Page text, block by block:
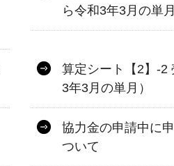
ら令和3年3月の単
算定シート【2】-2
3年3月の単月）
協力金の申請中に
ついて